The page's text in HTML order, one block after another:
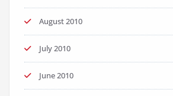
August 2010
July 2010
June 2010